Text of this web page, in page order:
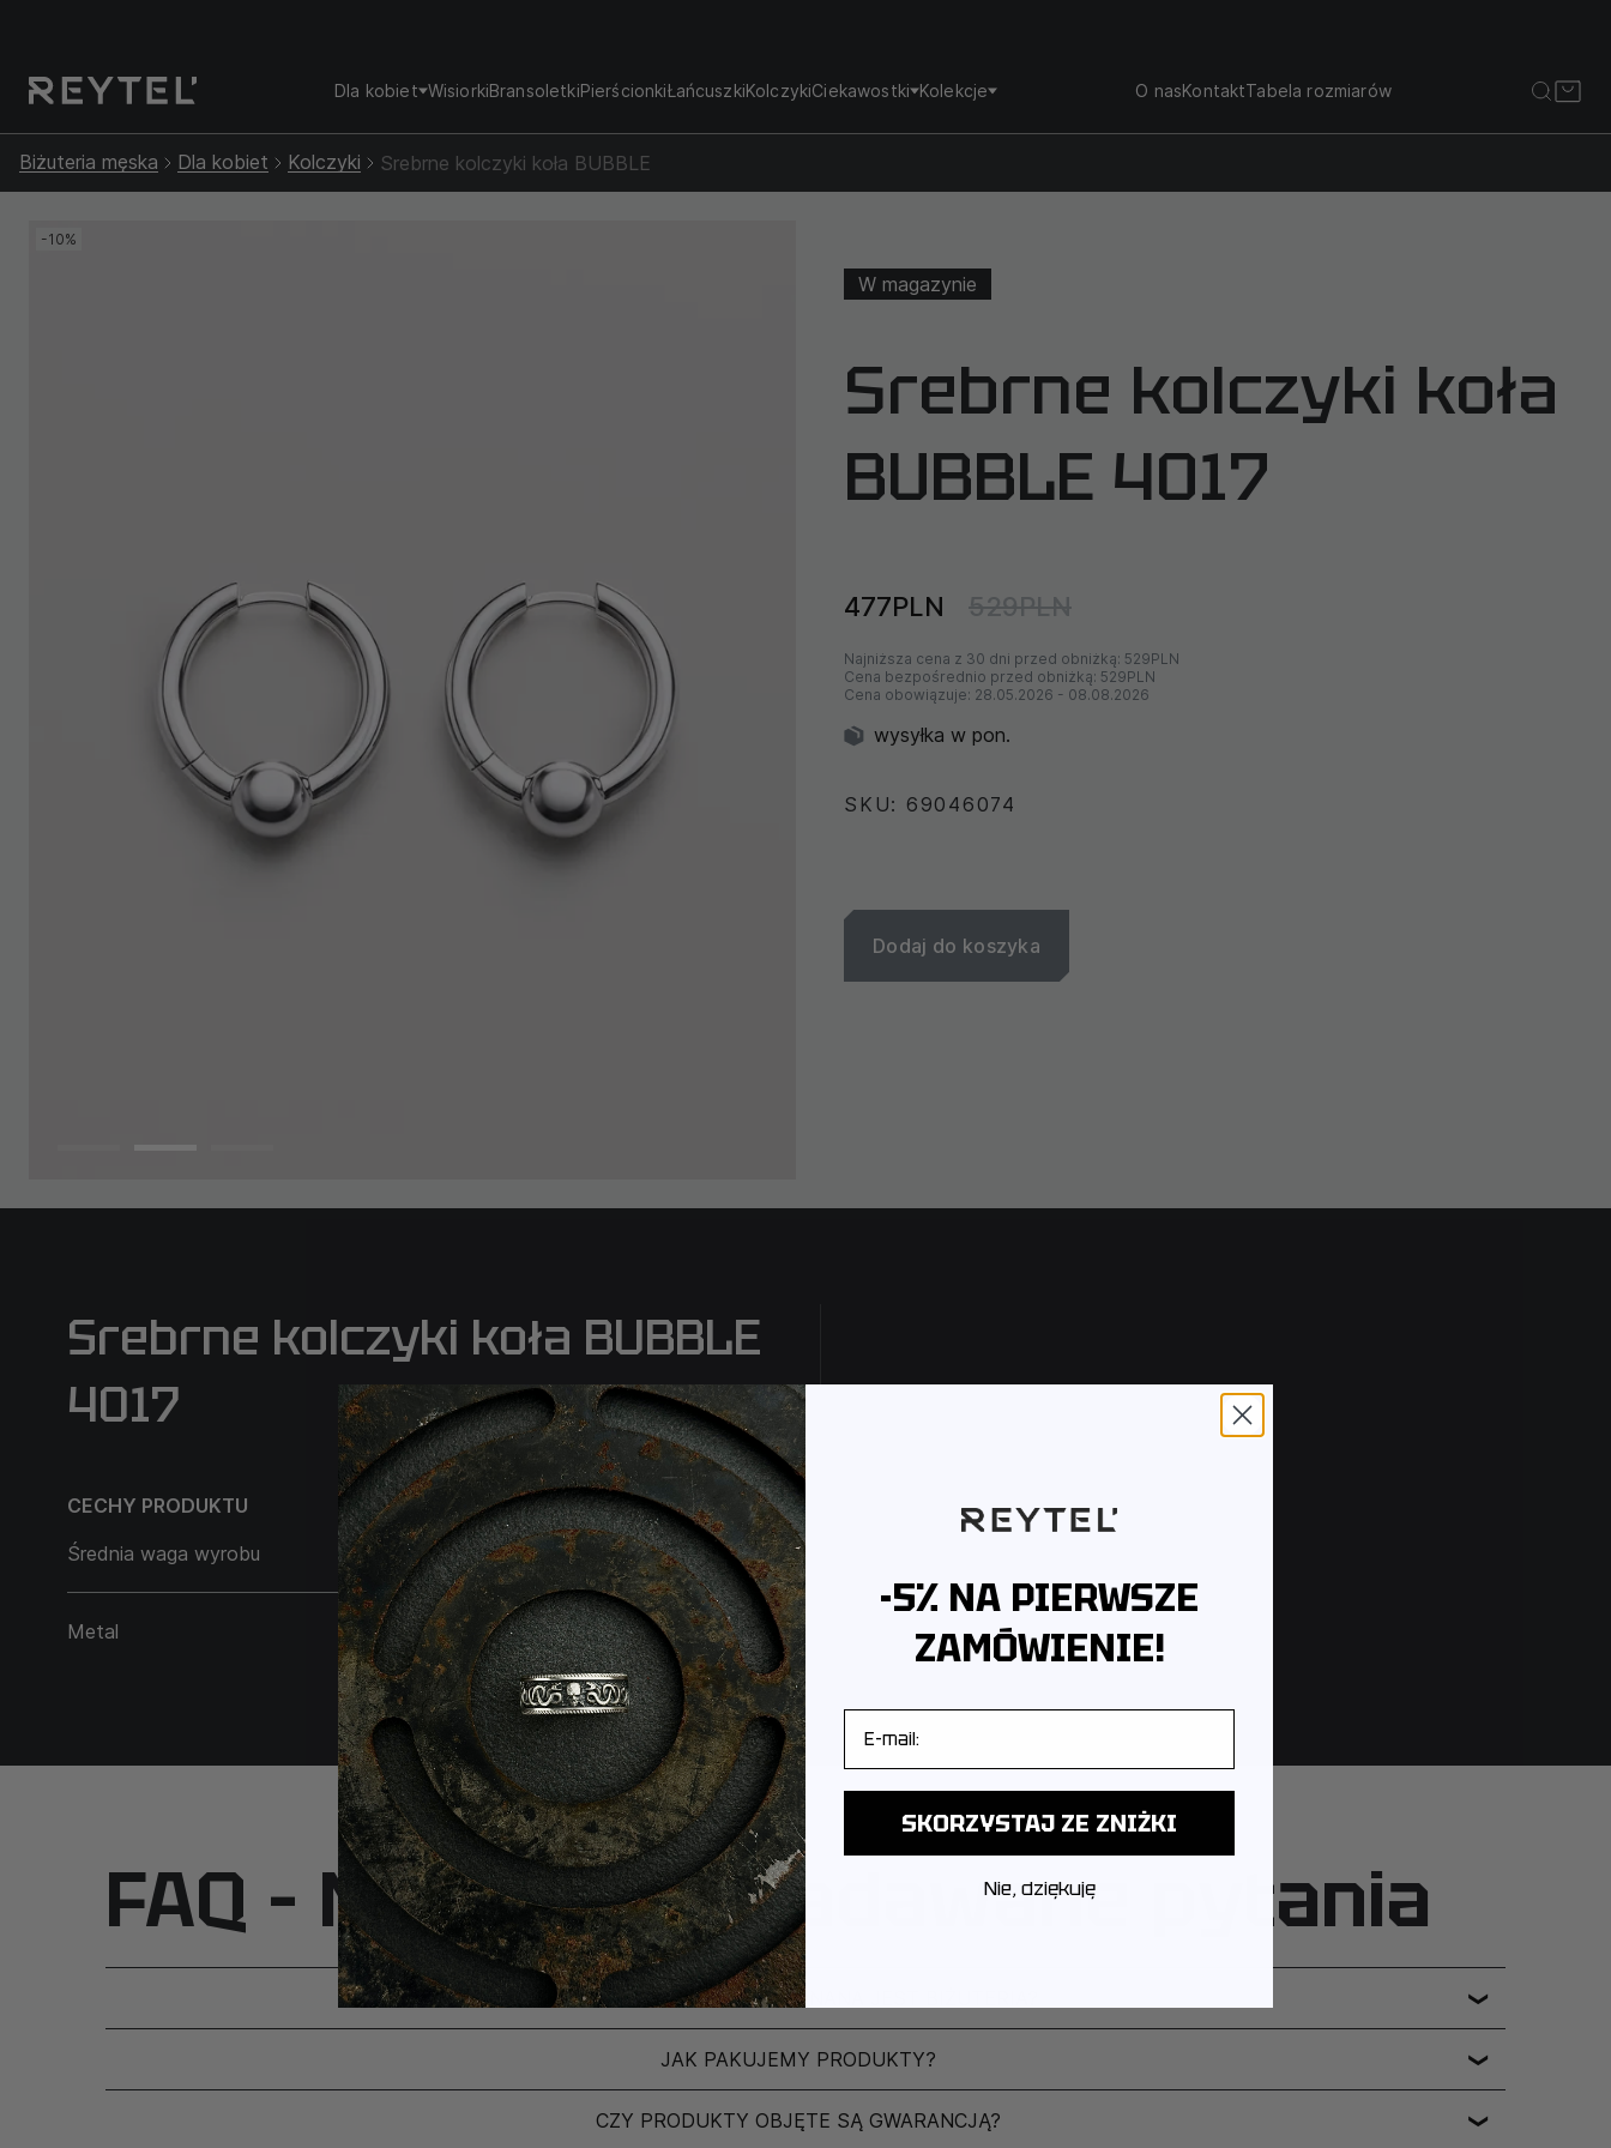
Dla kobiet WisiorkiBransoletkiPierścionkiŁańcuszkiKolczykiCiekawostki Kolekcje O nasKontaktTabela rozmiarów
Biżuteria męska Dla kobiet Kolczyki Srebrne kolczyki koła BUBBLE
-10%
W magazynie
Srebrne kolczyki koła
BUBBLE 4017
477PLN 529PLN
Najniższa cena z 30 dni przed obniżką: 529PLN
Cena bezpośrednio przed obniżką: 529PLN
Cena obowiązuje: 28.05.2026 - 08.08.2026
wysyłka w pon.
SKU: 69046074
Dodaj do koszyka
Srebrne kolczyki koła BUBBLE
4017
CECHY PRODUKTU
Średnia waga wyrobu
8,25 g
Metal Srebro 925
FAQ – Najczęściej zadawane pytania
Z JAKIEGO METALU WYKONANA JEST BIŻUTERIA? ❯
JAK PAKUJEMY PRODUKTY? ❯
CZY PRODUKTY OBJĘTE SĄ GWARANCJĄ? ❯
-5% NA PIERWSZE
ZAMÓWIENIE!
SKORZYSTAJ ZE ZNIŻKI
Nie, dziękuję